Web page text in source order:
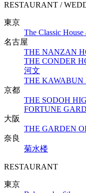
RESTAURANT /
東京
The Classic House
名古屋
THE NANZAN
THE CONDER
河文
THE KAWABUN
京都
THE SODOH
FORTUNE
大阪
THE GARDEN
奈良
菊水楼
RESTAURANT
東京